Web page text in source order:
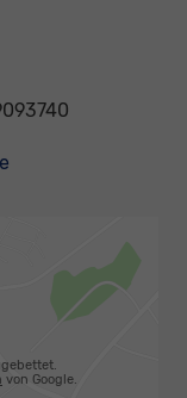
von Google.